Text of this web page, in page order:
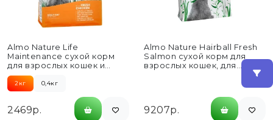
Almo Nature Life
Maintenance сухой корм
для взрослых кошек и
коричневым рисом, со
свежей...
2кг 0,4кг
2469р.
Almo Nature Hairball Fresh
Salmon сухой корм для
взрослых кошек, для
9207р.